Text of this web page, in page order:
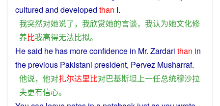
cultured and developed than I.
我突然对她说了， 我欣赏她的言谈， 我认为她文化修
养比我高得无法比拟。
Hesaid he has moreconfidence in Mr. Zardari than in
theprevious Pakistani president, Pervez Musharraf.
他说， 他对扎尔达里比对巴基斯坦上一任总统穆沙拉
夫更有信心。